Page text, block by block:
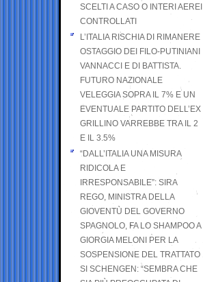
SCELTI A CASO O INTERI AEREI
CONTROLLATI
L’ITALIA RISCHIA DI RIMANERE
OSTAGGIO DEI FILO-PUTINIANI
VANNACCI E DI BATTISTA.
FUTURO NAZIONALE
VELEGGIA SOPRA IL 7% E UN
EVENTUALE PARTITO DELL’EX
GRILLINO VARREBBE TRA IL 2
E IL 3.5%
“DALL’ITALIA UNA MISURA
RIDICOLA E
IRRESPONSABILE”: SIRA
REGO, MINISTRA DELLA
GIOVENTÙ DEL GOVERNO
SPAGNOLO, FA LO SHAMPOO A
GIORGIA MELONI PER LA
SOSPENSIONE DEL TRATTATO
SI SCHENGEN: “SEMBRA CHE